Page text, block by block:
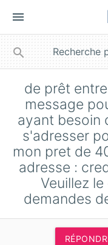
menu
search
de prêt
message
ayant besoin
s'adresser
mon pret de
adresse :
Veuillez
demandes